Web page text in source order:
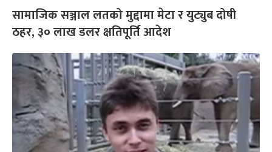
सामाजिक सञ्जाल लतको मुद्दामा मेटा र युट्युब दोषी
ठहर, ३० लाख डलर क्षतिपूर्ति आदेश